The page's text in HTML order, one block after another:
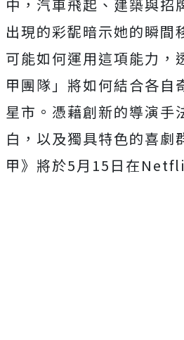
中，汽車飛起、 建築與招
出現的彩馜暗示她的瞬間
可能如何運用這項能力，
甲團隊」 將如何結合各自
星市。憑藉創新的導演手
白，以及獨具特色的喜劇
甲》 將於5月15日在